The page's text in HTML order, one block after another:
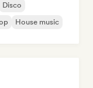
Disco
House music